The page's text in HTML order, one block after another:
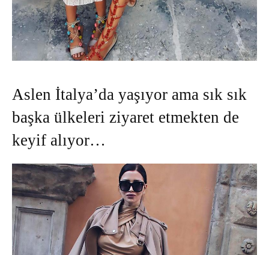
Aslen İtalya’da yaşıyor ama sık sık
başka ülkeleri ziyaret etmekten de
keyif alıyor…